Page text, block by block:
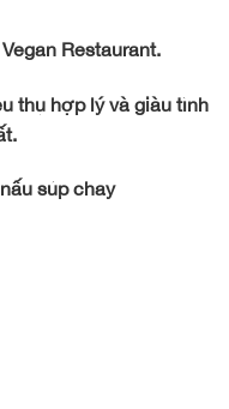
Restaurant.
thụ hợp lý và giàu tình
súp chay